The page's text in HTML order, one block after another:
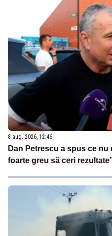
8 aug. 2026, 12:46
Dan Petrescu a spus ce nu
foarte greu să ceri